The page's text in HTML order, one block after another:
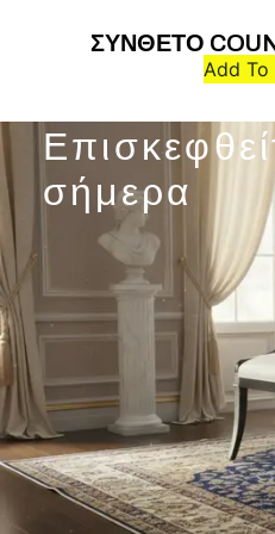
ΣΥΝΘΕΤΟ
Add To
σήμερα